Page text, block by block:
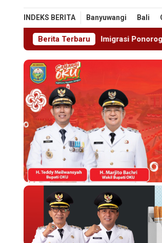
INDEKS BERITA Banyuwangi Bali
Berita Terbaru
Ponorogo Deportasi Satu WN Tiongkok